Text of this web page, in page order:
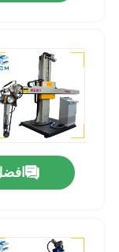
حولنا
جولة في المصنع
مراقبة الجودة
اتصل بنا